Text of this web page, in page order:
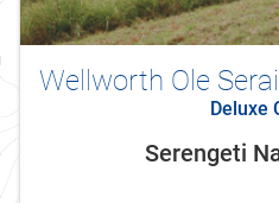
Wellworth Ole
Deluxe
Serengeti